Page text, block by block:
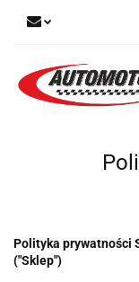
Polityka prywatności
("Sklep")